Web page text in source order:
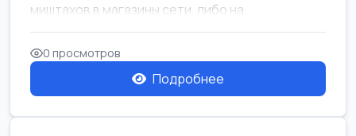
миштахов в магазины сети, либо на...
0 просмотров
Подробнее